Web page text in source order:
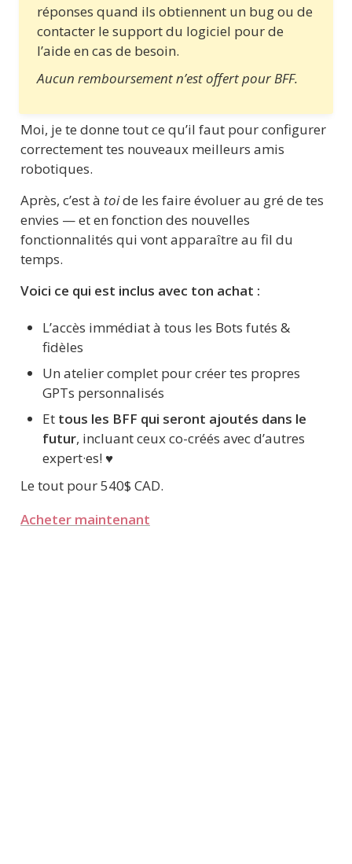
réponses quand ils obtiennent un bug ou de
contacter le support du logiciel pour de
l’aide en cas de besoin.
Aucun remboursement n’est offert pour BFF.
Moi, je te donne tout ce qu’il faut pour configurer
correctement tes nouveaux meilleurs amis
robotiques.
Après, c’est à toi de les faire évoluer au gré de tes
envies — et en fonction des nouvelles
fonctionnalités qui vont apparaître au fil du
temps.
Voici ce qui est inclus avec ton achat :
L’accès immédiat à tous les Bots futés &
fidèles
Un atelier complet pour créer tes propres
GPTs personnalisés
Et tous les BFF qui seront ajoutés dans le
futur, incluant ceux co-créés avec d’autres
expert·es! ♥️
Le tout pour 540$ CAD.
Acheter maintenant